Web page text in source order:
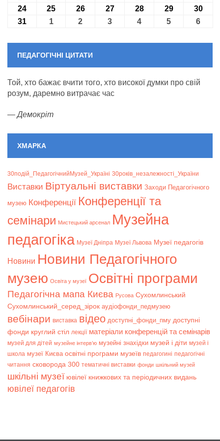
24 24.08.2026
25 25.08.2026
2626.08.2026
2727.08.2026
2828.08.2026
2929.08.2026
30
31 31.08.2026
101.09.2026
2 02.09.2026
3 03.09.2026
4 04.09.2026
5 05.09.2026
6
ПЕДАГОГІЧНІ ЦИТАТИ
Той, хто бажає вчити того, хто високої думки про свій
розум, даремно витрачає час
—Демокріт
ХМАРКА
30подій_ПедагогічнийМузей_Україні 30років_незалежності_України
Bиставки Віртуальні виставки Заходи Педагогічного
музею Конференції Конференції та
семінари Мистецький арсенал Музейна
педагогіка Музеї Дніпра Музеї Львова Музеї педагогів
Новини Новини Педагогічного
музею Освіта у музеї Освітні програми
Педагогічна мапа Києва Русова Сухомлинський
Сухомлинський_серед_зірок аудіофонди_педмузею
вебінари виставка відео доступні_фонди_пму доступні
фонди круглий стіл лекції матеріали конференцій та семінарів
музей для дітей музейне інтерв’ю музейні знахідки музей і діти музей і
школа музеї Києва освітні програми музеїв педагогині педагогічні
читання сковорода 300 тематичні виставки фонди шкільний музей
шкільні музеї ювілеї книжкових та періодичних видань
ювілеї педагогів